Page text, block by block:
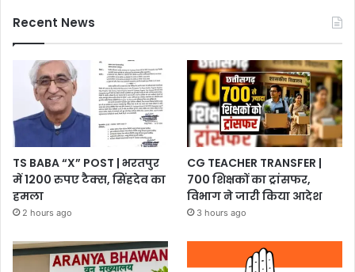
Recent News
TS BABA “X” POST | भरतपुर
में 1200 रुपए टैक्स, सिंहदेव का
हमला
2 hours ago
CG TEACHER TRANSFER |
700 शिक्षकों का ट्रांसफर,
विभाग ने जारी किया आदेश
3 hours ago